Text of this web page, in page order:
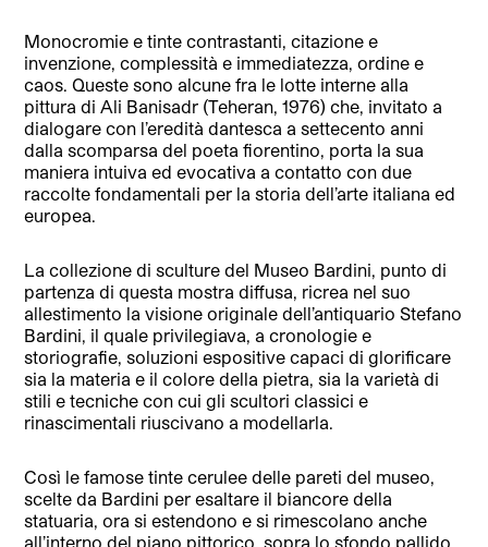
Monocromie e tinte contrastanti, citazione e
invenzione, complessità e immediatezza, ordine e
caos. Queste sono alcune fra le lotte interne alla
pittura di Ali Banisadr (Teheran, 1976) che, invitato a
dialogare con l’eredità dantesca a settecento anni
dalla scomparsa del poeta fiorentino, porta la sua
maniera intuiva ed evocativa a contatto con due
raccolte fondamentali per la storia dell’arte italiana ed
europea.
La collezione di sculture del Museo Bardini, punto di
partenza di questa mostra diffusa, ricrea nel suo
allestimento la visione originale dell’antiquario Stefano
Bardini, il quale privilegiava, a cronologie e
storiografie, soluzioni espositive capaci di glorificare
sia la materia e il colore della pietra, sia la varietà di
stili e tecniche con cui gli scultori classici e
rinascimentali riuscivano a modellarla.
Così le famose tinte cerulee delle pareti del museo,
scelte da Bardini per esaltare il biancore della
statuaria, ora si estendono e si rimescolano anche
all’interno del piano pittorico, sopra lo sfondo pallido